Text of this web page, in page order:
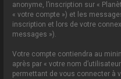
anonyme, l’inscription sur «
« votre compte ») et les
inscription et lors de votre
messages »).
Votre compte contiendra au
après par « votre nom
permettant de vous connecter à